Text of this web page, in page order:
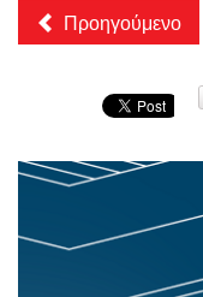
Προηγούμενο